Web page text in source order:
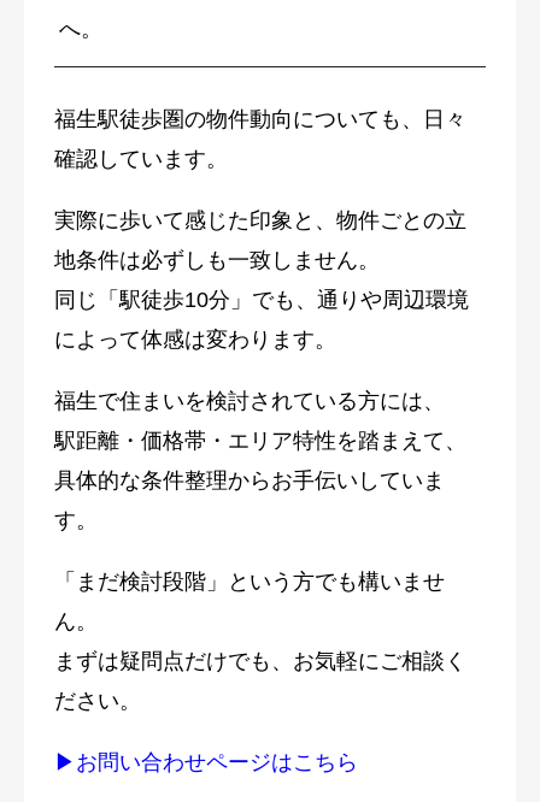
へ。
福生駅徒歩圏の物件動向についても、日々
確認しています。
実際に歩いて感じた印象と、物件ごとの立
地条件は必ずしも一致しません。
同じ「駅徒歩10分」でも、通りや周辺環境
によって体感は変わります。
福生で住まいを検討されている方には、
駅距離・価格帯・エリア特性を踏まえて、
具体的な条件整理からお手伝いしていま
す。
「まだ検討段階」という方でも構いませ
ん。
まずは疑問点だけでも、お気軽にご相談く
ださい。
▶お問い合わせページはこちら